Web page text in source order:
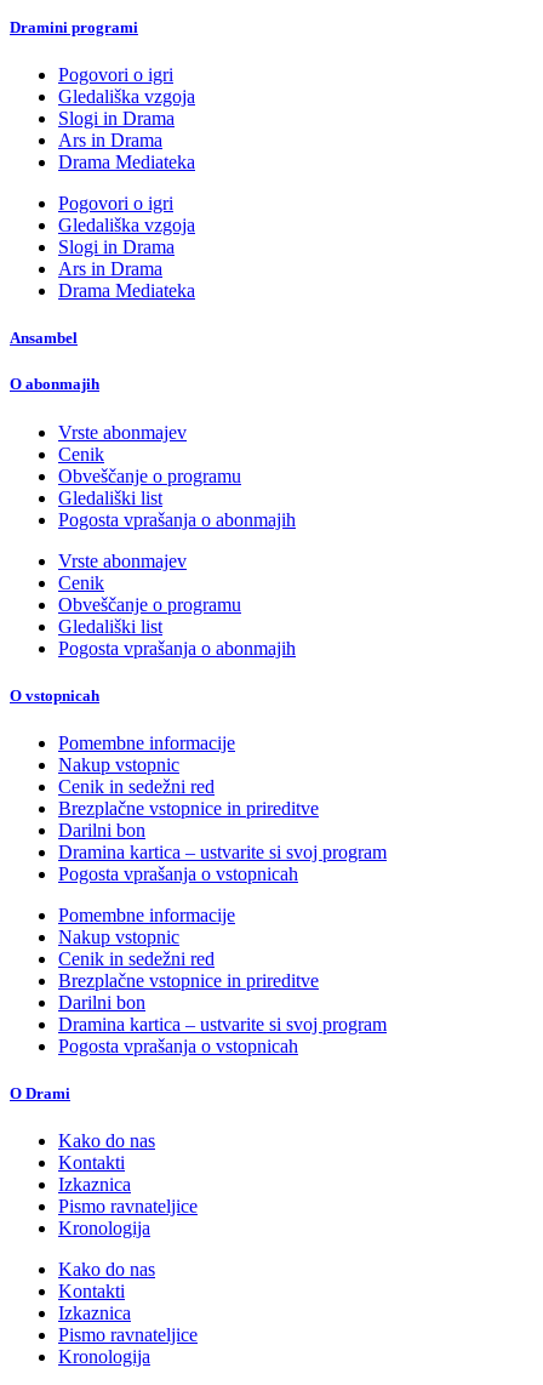
Dramini programi
Pogovori o igri
Gledališka vzgoja
Slogi in Drama
Ars in Drama
Drama Mediateka
Pogovori o igri
Gledališka vzgoja
Slogi in Drama
Ars in Drama
Drama Mediateka
Ansambel
O abonmajih
Vrste abonmajev
Cenik
Obveščanje o programu
Gledališki list
Pogosta vprašanja o abonmajih
Vrste abonmajev
Cenik
Obveščanje o programu
Gledališki list
Pogosta vprašanja o abonmajih
O vstopnicah
Pomembne informacije
Nakup vstopnic
Cenik in sedežni red
Brezplačne vstopnice in prireditve
Darilni bon
Dramina kartica – ustvarite si svoj program
Pogosta vprašanja o vstopnicah
Pomembne informacije
Nakup vstopnic
Cenik in sedežni red
Brezplačne vstopnice in prireditve
Darilni bon
Dramina kartica – ustvarite si svoj program
Pogosta vprašanja o vstopnicah
O Drami
Kako do nas
Kontakti
Izkaznica
Pismo ravnateljice
Kronologija
Kako do nas
Kontakti
Izkaznica
Pismo ravnateljice
Kronologija